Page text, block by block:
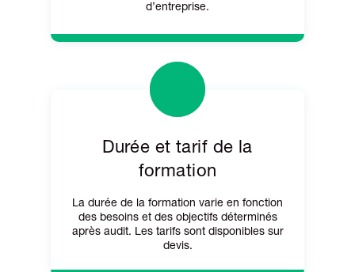
d’entreprise.
Durée et tarif de la
formation
La durée de la formation varie en fonction
des besoins et des objectifs déterminés
après audit. Les tarifs sont disponibles sur
devis.